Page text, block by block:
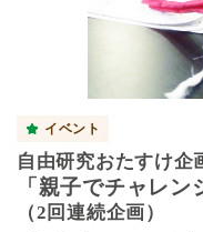
イベント
自由研究おたすけ企
「親子でチャレン
（2回連続企画）